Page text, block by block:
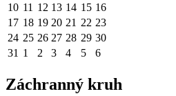
10 11 12 13 14 15 16
17 18 19 20 21 22 23
24 25 26 27 28 29 30
31 1 2 3 4 5 6
Záchranný kruh